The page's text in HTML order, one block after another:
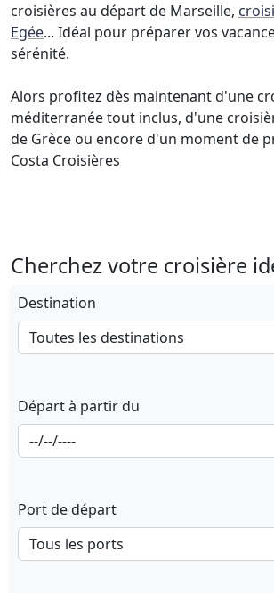
croisières au départ de Marseille,
Egée... Idéal pour préparer vos
sérénité.
Alors profitez dès maintenant d'une
méditerranée tout inclus, d'une
de Grèce ou encore d'un moment de
Costa Croisières
Cherchez votre croisière
Destination
Toutes les destinations
Départ à partir du
Port de départ
Tous les ports